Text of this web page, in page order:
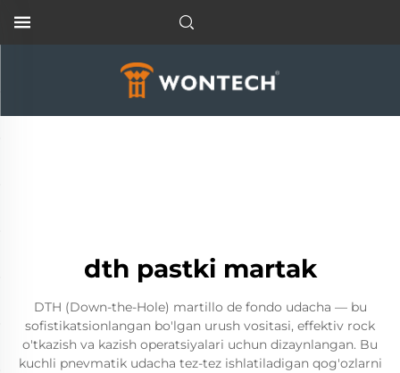
dth pastki martak
DTH (Down-the-Hole) martillo de fondo udacha — bu
sofistikatsionlangan bo'lgan urush vositasi, effektiv rock
o'tkazish va kazish operatsiyalari uchun dizaynlangan. Bu
kuchli pnevmatik udacha tez-tez ishlatiladigan qog'ozlarni